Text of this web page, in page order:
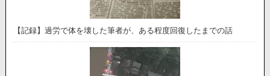
【記録】過労で体を壊した筆者が、ある程度回復したまでの話